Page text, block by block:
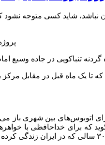
شاید کسی متوجه نشود
در اصلی و بزرگ فقط برای
برای خداحافظی با